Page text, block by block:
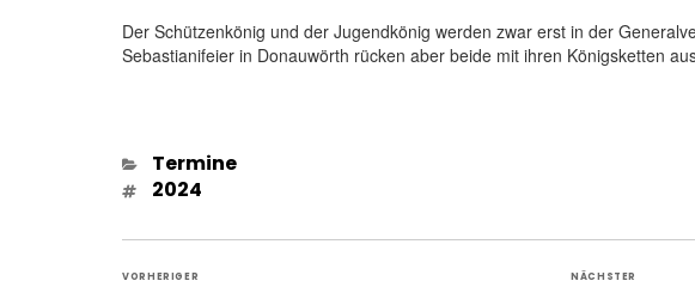
Der Schützenkönig und der Jugendkönig werden zwar erst in der
Sebastianifeier in Donauwörth rücken aber beide mit ihren Königsketten
Kategorien
Termine
Schlagwörter
2024
VORHERIGER NÄCHSTER